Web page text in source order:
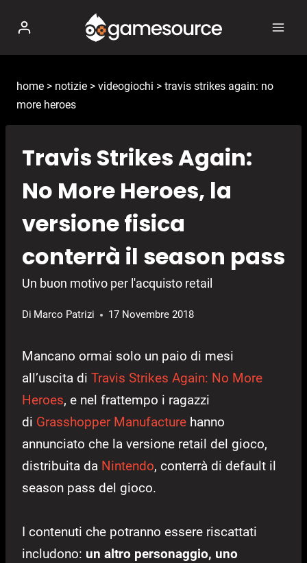
contenuto
home > notizie > videogiochi > travis strikes again: no
more heroes
Travis Strikes Again:
No More Heroes, la
versione fisica
conterrà il season pass
Un buon motivo per l'acquisto retail
Di Marco Patrizi 17 Novembre 2018
Mancano ormai solo un paio di mesi
all’uscita di Travis Strikes Again: No More
Heroes, e nel frattempo i ragazzi
di Grasshopper Manufacture hanno
annunciato che la versione retail del gioco,
distribuita da Nintendo, conterrà di default il
season pass del gioco.
I contenuti che potranno essere riscattati
includono: un altro personaggio, uno